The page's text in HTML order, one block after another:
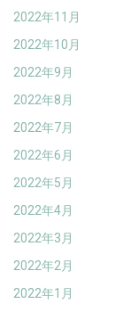
2022年11月
2022年10月
2022年9月
2022年8月
2022年7月
2022年6月
2022年5月
2022年4月
2022年3月
2022年2月
2022年1月